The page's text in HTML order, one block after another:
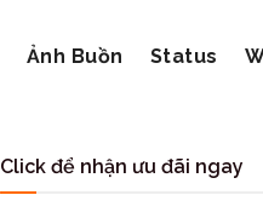
Ảnh Buồn Status
Click để nhận ưu đãi ngay